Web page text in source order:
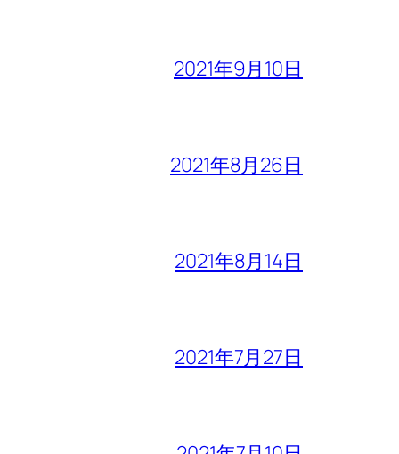
2021年9月10日
2021年8月26日
2021年8月14日
2021年7月27日